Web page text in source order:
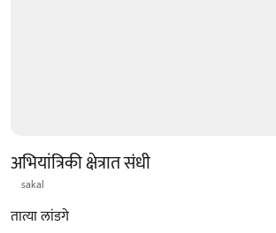
अभियांत्रिकी क्षेत्रात संधी
sakal
तात्या लांडगे